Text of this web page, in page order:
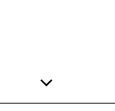
Menu